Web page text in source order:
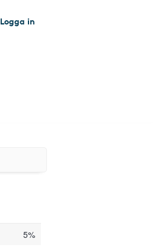
Logga in
5%